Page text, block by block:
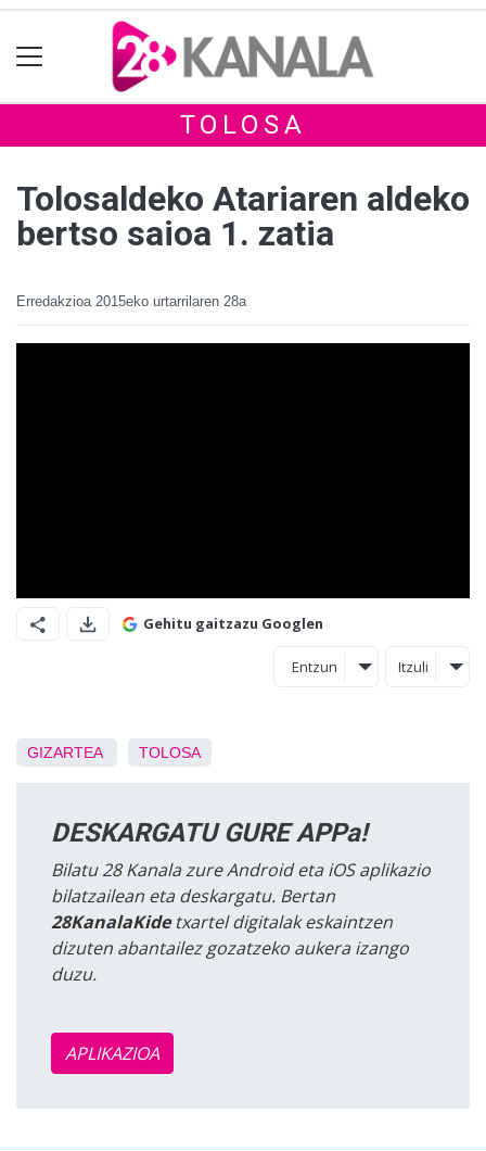
TOLOSA
Tolosaldeko Atariaren aldeko
bertso saioa 1. zatia
Erredakzioa 2015eko urtarrilaren 28a
Gehitu gaitzazu Googlen
Entzun Itzuli
GIZARTEA TOLOSA
DESKARGATU GURE APPa!
Bilatu 28 Kanala zure Android eta iOS aplikazio
bilatzailean eta deskargatu. Bertan
28KanalaKidetxartel digitalak eskaintzen
dizuten abantailez gozatzeko aukera izango
duzu.
APLIKAZIOA